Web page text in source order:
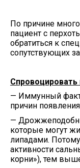
По причине
пациент с
обратиться к
сопутствующих
— Иммунный
причин
—
которые могут
липадами.
активности
корни»), тем